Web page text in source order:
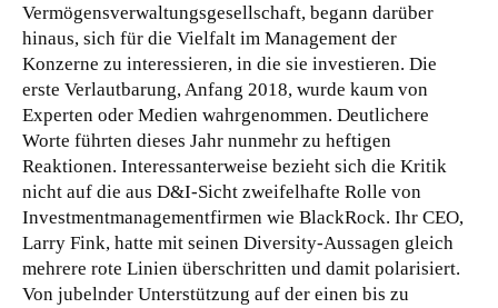
Vermögensverwaltungsgesellschaft, begann darüber
hinaus, sich für die Vielfalt im Management der
Konzerne zu interessieren, in die sie investieren. Die
erste Verlautbarung, Anfang 2018, wurde kaum von
Experten oder Medien wahrgenommen. Deutlichere
Worte führten dieses Jahr nunmehr zu heftigen
Reaktionen. Interessanterweise bezieht sich die Kritik
nicht auf die aus D&I-Sicht zweifelhafte Rolle von
Investmentmanagementfirmen wie BlackRock. Ihr CEO,
Larry Fink, hatte mit seinen Diversity-Aussagen gleich
mehrere rote Linien überschritten und damit polarisiert.
Von jubelnder Unterstützung auf der einen bis zu